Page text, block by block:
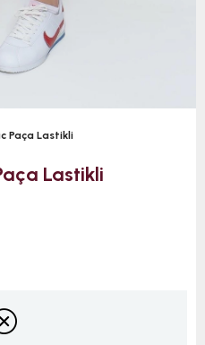
Paça Lastikli
Lastikli